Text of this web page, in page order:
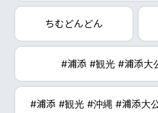
ちむどんどん
#浦添 #観光 #浦添大
#浦添 #観光 #沖縄 #浦添大